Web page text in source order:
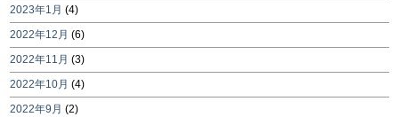
2023年1月 (4)
2022年12月 (6)
2022年11月 (3)
2022年10月 (4)
2022年9月 (2)